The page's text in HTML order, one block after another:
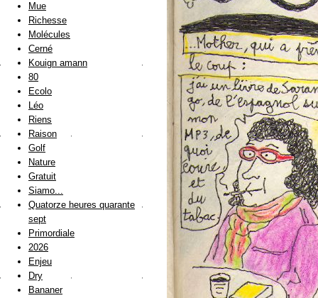
Mue
Richesse
Molécules
Cerné
Kouign amann
80
Ecolo
Léo
Riens
Raison
Golf
Nature
Gratuit
Siamo...
Quatorze heures quarante
sept
Primordiale
2026
Enjeu
Dry
Bananer